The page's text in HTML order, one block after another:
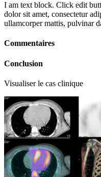
I am text block. Click edit
dolor sit amet, consectetur
ullamcorper mattis, pulvinar
Commentaires
Conclusion
Visualiser le cas clinique